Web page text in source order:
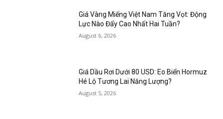
Giá Vàng Miếng Việt Nam Tăng Vọt: Động
Lực Nào Đẩy Cao Nhất Hai Tuần?
August 6, 2026
Giá Dầu Rơi Dưới 80 USD: Eo Biển Hormuz
Hé Lộ Tương Lai Năng Lượng?
August 5, 2026